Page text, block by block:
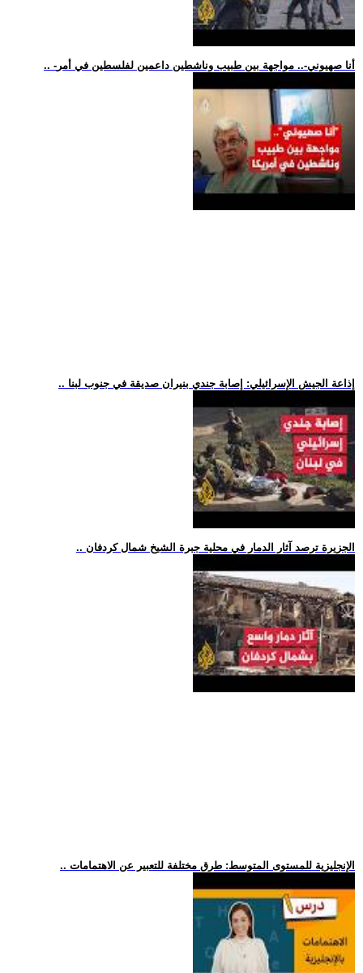
.. -أنا صهيوني-.. مواجهة بين طبيب وناشطين داعمين لفلسطين في أمر
.. إذاعة الجيش الإسرائيلي: إصابة جندي بنيران صديقة في جنوب لبنا
.. الجزيرة ترصد آثار الدمار في محلية جبرة الشيخ شمال كردفان
.. الإنجليزية للمستوى المتوسط: طرق مختلفة للتعبير عن الاهتمامات